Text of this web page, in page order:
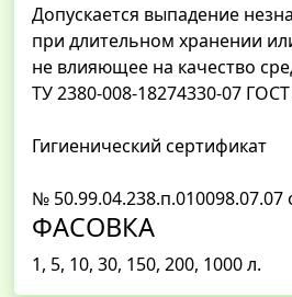
Допускается выпадение
при длительном хранении
не влияющее на качество
ТУ 2380-008-18274330-07
Гигиенический сертификат
№ 50.99.04.238.п.010098.07.07
ФАСОВКА
1, 5, 10, 30, 150, 200, 1000 л.